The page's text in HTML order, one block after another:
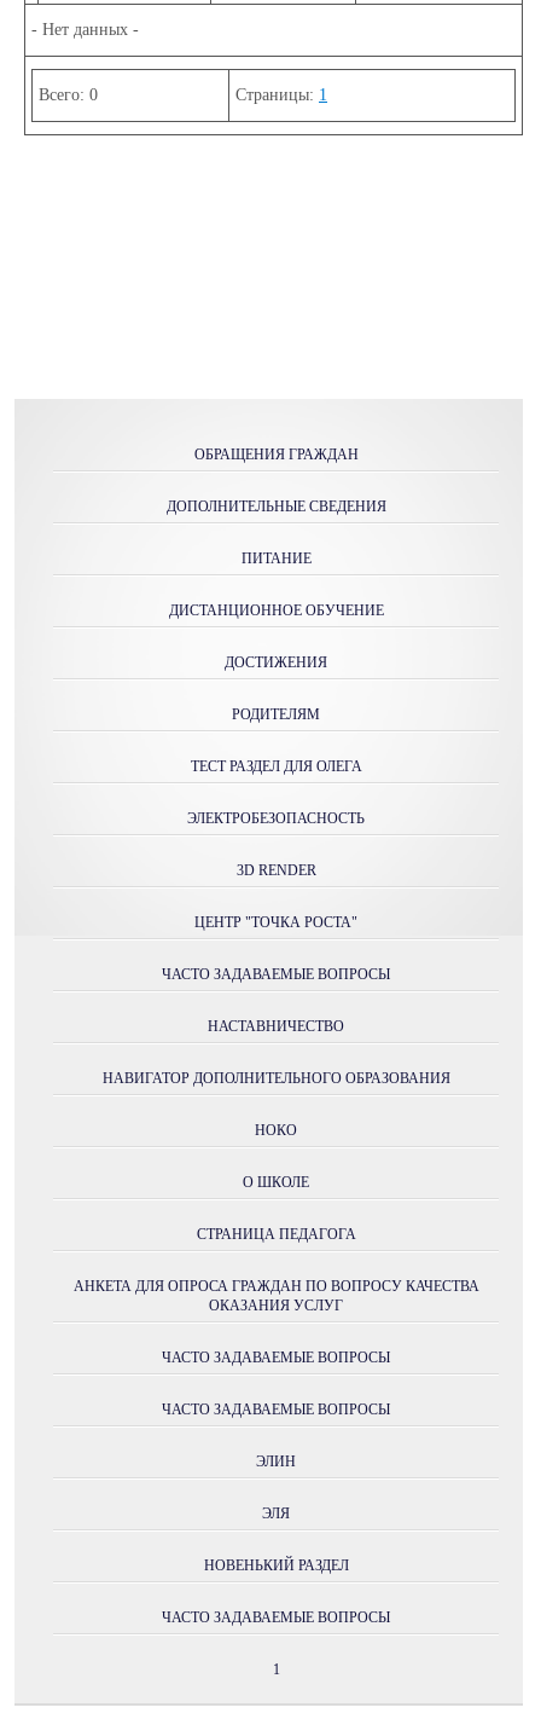
- Нет данных -
Всего: 0 Страницы: 1
ОБРАЩЕНИЯ ГРАЖДАН
ДОПОЛНИТЕЛЬНЫЕ СВЕДЕНИЯ
ПИТАНИЕ
ДИСТАНЦИОННОЕ ОБУЧЕНИЕ
ДОСТИЖЕНИЯ
РОДИТЕЛЯМ
ТЕСТ РАЗДЕЛ ДЛЯ ОЛЕГА
ЭЛЕКТРОБЕЗОПАСНОСТЬ
3D RENDER
ЦЕНТР "ТОЧКА РОСТА"
ЧАСТО ЗАДАВАЕМЫЕ ВОПРОСЫ
НАСТАВНИЧЕСТВО
НАВИГАТОР ДОПОЛНИТЕЛЬНОГО ОБРАЗОВАНИЯ
НОКО
О ШКОЛЕ
СТРАНИЦА ПЕДАГОГА
АНКЕТА ДЛЯ ОПРОСА ГРАЖДАН ПО ВОПРОСУ КАЧЕСТВА
ОКАЗАНИЯ УСЛУГ
ЧАСТО ЗАДАВАЕМЫЕ ВОПРОСЫ
ЧАСТО ЗАДАВАЕМЫЕ ВОПРОСЫ
ЭЛИН
ЭЛЯ
НОВЕНЬКИЙ РАЗДЕЛ
ЧАСТО ЗАДАВАЕМЫЕ ВОПРОСЫ
1